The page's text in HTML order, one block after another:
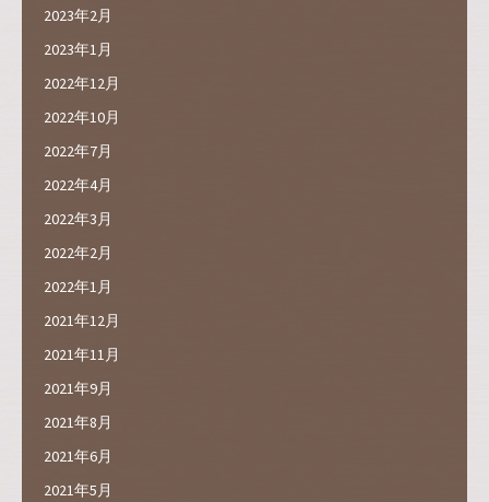
2023年2月
2023年1月
2022年12月
2022年10月
2022年7月
2022年4月
2022年3月
2022年2月
2022年1月
2021年12月
2021年11月
2021年9月
2021年8月
2021年6月
2021年5月